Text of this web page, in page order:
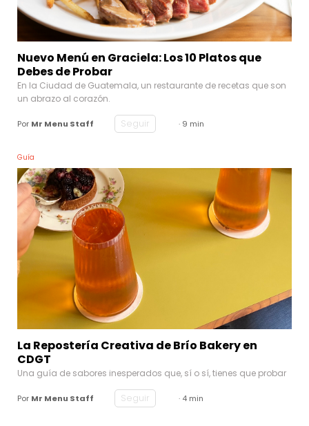
Nuevo Menú en Graciela: Los 10 Platos que
Debes de Probar
En la Ciudad de Guatemala, un restaurante de recetas que son
un abrazo al corazón.
Por Mr Menu Staff Seguir · 9 min
Guía
La Repostería Creativa de Brío Bakery en
CDGT
Una guía de sabores inesperados que, sí o sí, tienes que probar
Por Mr Menu Staff Seguir · 4 min